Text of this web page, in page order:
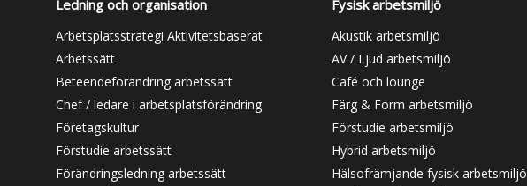
Ledning och organisation
Arbetsplatsstrategi Aktivitetsbaserat
Arbetssätt
Beteendeförändring arbetssätt
Chef / ledare i arbetsplatsförändring
Företagskultur
Förstudie arbetssätt
Förändringsledning arbetssätt
Fysisk arbetsmiljö
Akustik arbetsmiljö
AV / Ljud arbetsmiljö
Café och lounge
Färg & Form arbetsmiljö
Förstudie arbetsmiljö
Hybrid arbetsmiljö
Hälsofrämjande fysisk arbetsmiljö